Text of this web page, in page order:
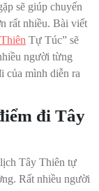
sẽ giúp chuyến
rất nhiều. Bài viết
Tự Túc” sẽ
người từng
của mình diễn ra
đi Tây
Tây Thiên tự
Rất nhiều người